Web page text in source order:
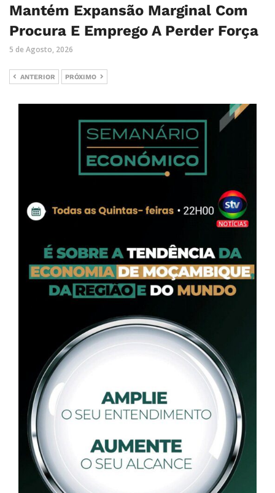
Mantém Expansão Marginal Com
Procura E Emprego A Perder Força
5 de Agosto, 2026
ANTERIOR PRÓXIMO